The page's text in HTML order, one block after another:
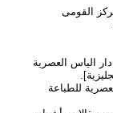
القومى
الياس العصرية
للطباعة